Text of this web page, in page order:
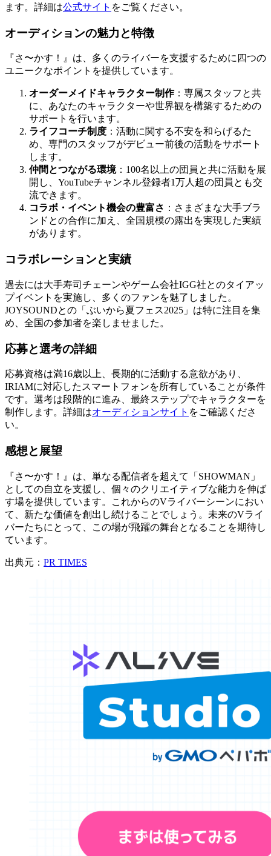
ます。詳細は公式サイト をご覧ください。
オーディションの魅力と特徴
『さ〜かす！』は、多くのライバーを支援するために四つの
ユニークなポイントを提供しています。
オーダーメイドキャラクター制作：専属スタッフと共
に、あなたのキャラクターや世界観を構築するための
サポートを行います。
ライフコーチ制度 ：活動に関する不安を和らげるた
め、専門のスタッフがデビュー前後の活動をサポート
します。
仲間とつながる環境：100名以上の団員と共に活動を展
開し、YouTubeチャンネル登録者1万人超の団員とも交
流できます。
コラボ・イベント機会の豊富さ ：さまざまな大手ブラ
ンドとの合作に加え、全国規模の露出を実現した実績
があります。
コラボレーションと実績
過去には大手寿司チェーンやゲーム会社IGG社とのタイアッ
プイベントを実施し、多くのファンを魅了しました。
JOYSOUNDとの「ぶいから夏フェス2025」は特に注目を集
め、全国の参加者を楽しませました。
応募と選考の詳細
応募資格は満16歳以上、長期的に活動する意欲があり、
IRIAMに対応したスマートフォンを所有していることが条件
です。選考は段階的に進み、最終ステップでキャラクターを
制作します。詳細はオーディションサイト をご確認くださ
い。
感想と展望
『さ〜かす！』は、単なる配信者を超えて「SHOWMAN」
としての自立を支援し、個々のクリエイティブな能力を伸ば
す場を提供しています。これからのVライバーシーンにおい
て、新たな価値を創出し続けることでしょう。未来のVライ
バーたちにとって、この場が飛躍の舞台となることを期待し
ています。
出典元： PR TIMES